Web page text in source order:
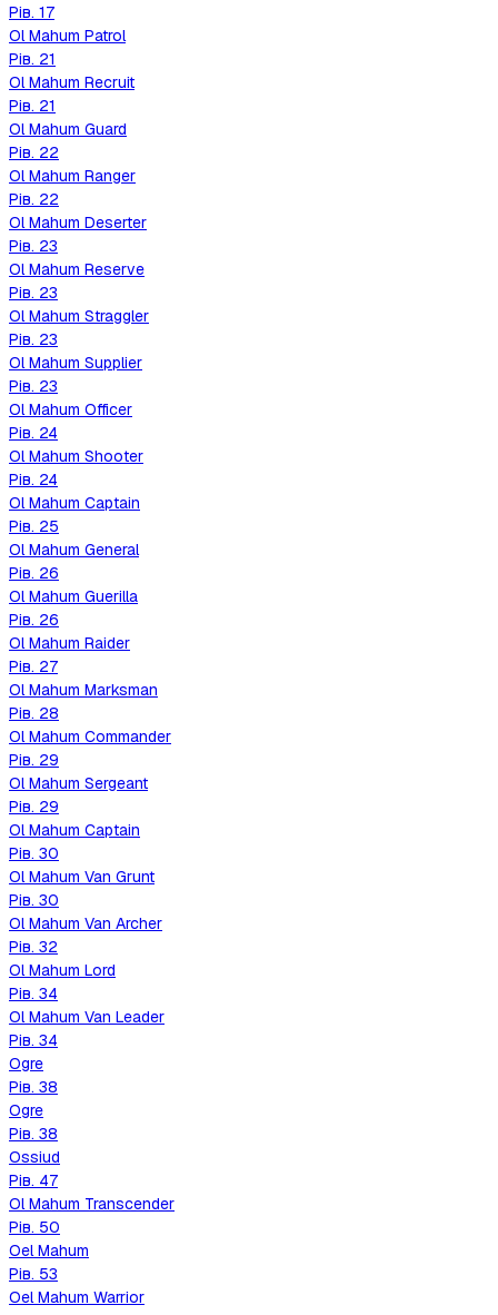
Рів. 17
Ol Mahum Patrol
Рів. 21
Ol Mahum Recruit
Рів. 21
Ol Mahum Guard
Рів. 22
Ol Mahum Ranger
Рів. 22
Ol Mahum Deserter
Рів. 23
Ol Mahum Reserve
Рів. 23
Ol Mahum Straggler
Рів. 23
Ol Mahum Supplier
Рів. 23
Ol Mahum Officer
Рів. 24
Ol Mahum Shooter
Рів. 24
Ol Mahum Captain
Рів. 25
Ol Mahum General
Рів. 26
Ol Mahum Guerilla
Рів. 26
Ol Mahum Raider
Рів. 27
Ol Mahum Marksman
Рів. 28
Ol Mahum Commander
Рів. 29
Ol Mahum Sergeant
Рів. 29
Ol Mahum Captain
Рів. 30
Ol Mahum Van Grunt
Рів. 30
Ol Mahum Van Archer
Рів. 32
Ol Mahum Lord
Рів. 34
Ol Mahum Van Leader
Рів. 34
Ogre
Рів. 38
Ogre
Рів. 38
Ossiud
Рів. 47
Ol Mahum Transcender
Рів. 50
Oel Mahum
Рів. 53
Oel Mahum Warrior